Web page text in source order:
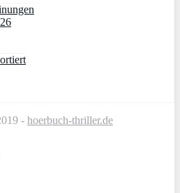
- hoerbuch-thriller.de